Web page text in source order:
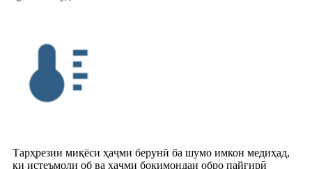
Тарҳрезии миқёси ҳаҷми берунӣ ба шумо имкон медиҳад,
ки истеъмоли об ва ҳаҷми боқимондаи обро пайгирӣ